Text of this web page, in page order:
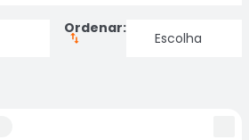
Ordenar: